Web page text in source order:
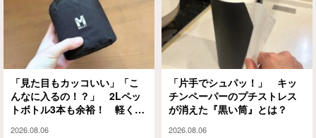
「見た目もカッコいい」「こ
んなに入るの！？」 2Lペッ
トボトル3本も余裕！ 軽くて
2026.08.06
「片手でシュパッ！」 キッ
チンペーパーのプチストレス
が消えた『黒い筒』とは？
2026.08.06